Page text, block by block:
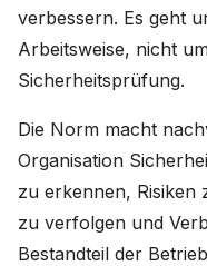
verbessern. Es geht
Arbeitsweise, nicht
Sicherheitsprüfung.
Die Norm macht
Organisation
zu erkennen, Risiken
zu verfolgen und
Bestandteil der